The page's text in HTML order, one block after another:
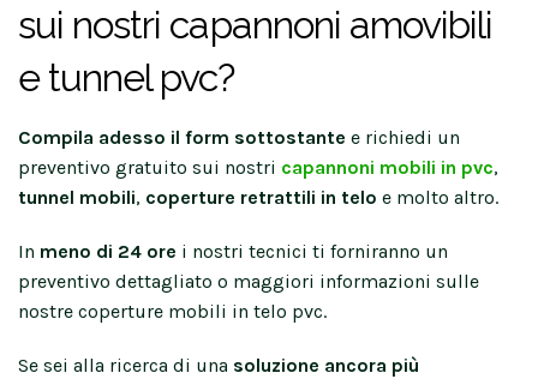
sui nostri capannoni amovibili
e tunnel pvc?
Compila adesso il form sottostante e richiedi un
preventivo gratuito sui nostri capannoni mobili in pvc,
tunnel mobili, coperture retrattili in telo e molto altro.
In meno di 24 ore i nostri tecnici ti forniranno un
preventivo dettagliato o maggiori informazioni sulle
nostre coperture mobili in telo pvc.
Se sei alla ricerca di una soluzione ancora più